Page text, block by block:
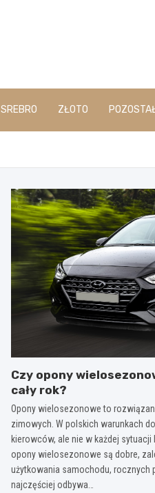
SREBRO ZŁOTO
Czy opony
cały rok?
Opony wielosezonowe to
zimowych. W polskich warunkach
kierowców, ale nie w każdej
opony wielosezonowe są dobre,
użytkowania samochodu, rocznych
najczęściej odbywa…